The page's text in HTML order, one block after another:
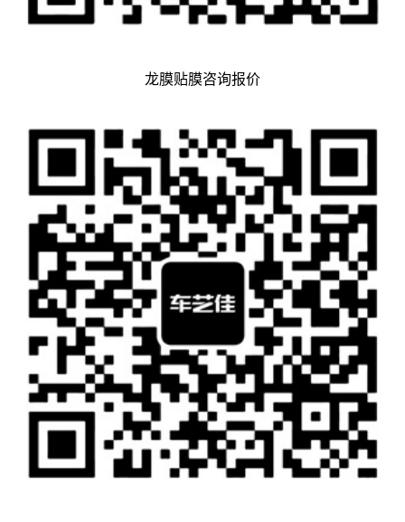
龙膜贴膜咨询报价